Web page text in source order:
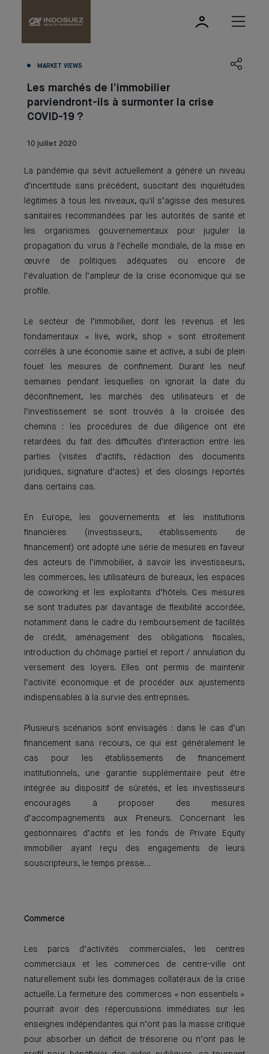
MARKET VIEWS
Les marchés de l’immobilier
parviendront-ils à surmonter la crise
COVID-19 ?
10 juillet 2020
La pandémie qui sévit actuellement a généré un niveau
d'incertitude sans précédent, suscitant des inquiétudes
légitimes à tous les niveaux, qu'il s’agisse des mesures
sanitaires recommandées par les autorités de santé et
les organismes gouvernementaux pour juguler la
propagation du virus à l'échelle mondiale, de la mise en
œuvre de politiques adéquates ou encore de
l’évaluation de l’ampleur de la crise économique qui se
profile.
Le secteur de l’immobilier, dont les revenus et les
fondamentaux « live, work, shop » sont étroitement
corrélés à une économie saine et active, a subi de plein
fouet les mesures de confinement. Durant les neuf
semaines pendant lesquelles on ignorait la date du
déconfinement, les marchés des utilisateurs et de
l’investissement se sont trouvés à la croisée des
chemins : les procédures de due diligence ont été
retardées du fait des difficultés d'interaction entre les
parties (visites d’actifs, rédaction des documents
juridiques, signature d’actes) et des closings reportés
dans certains cas.
En Europe, les gouvernements et les institutions
financières (investisseurs, établissements de
financement) ont adopté une série de mesures en faveur
des acteurs de l’immobilier, à savoir les investisseurs,
les commerces, les utilisateurs de bureaux, les espaces
de coworking et les exploitants d’hôtels. Ces mesures
se sont traduites par davantage de flexibilité accordée,
notamment dans le cadre du remboursement de facilités
de crédit, aménagement des obligations fiscales,
introduction du chômage partiel et report / annulation du
versement des loyers. Elles ont permis de maintenir
l’activité économique et de procéder aux ajustements
indispensables à la survie des entreprises.
Plusieurs scénarios sont envisagés : dans le cas d’un
financement sans recours, ce qui est généralement le
cas pour les établissements de financement
institutionnels, une garantie supplémentaire peut être
intégrée au dispositif de sûretés, et les investisseurs
encouragés à proposer des mesures
d’accompagnements aux Preneurs. Concernant les
gestionnaires d’actifs et les fonds de Private Equity
immobilier ayant reçu des engagements de leurs
souscripteurs, le temps presse…
Commerce
Les parcs d’activités commerciales, les centres
commerciaux et les commerces de centre-ville ont
naturellement subi les dommages collatéraux de la crise
actuelle. La fermeture des commerces « non essentiels »
pourrait avoir des répercussions immédiates sur les
enseignes indépendantes qui n’ont pas la masse critique
pour absorber un déficit de trésorerie ou n’ont pas le